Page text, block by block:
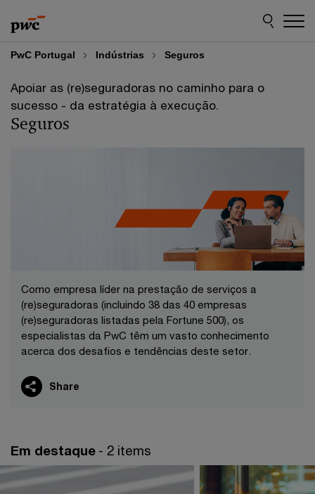
to
content
to
footer
PwC Portugal Indústrias Seguros
Apoiar as (re)seguradoras no caminho para o
sucesso - da estratégia à execução.
Seguros
Como empresa líder na prestação de serviços a
(re)seguradoras (incluindo 38 das 40 empresas
(re)seguradoras listadas pela Fortune 500), os
especialistas da PwC têm um vasto conhecimento
acerca dos desafios e tendências deste setor.
Share
Em destaque - 2 items